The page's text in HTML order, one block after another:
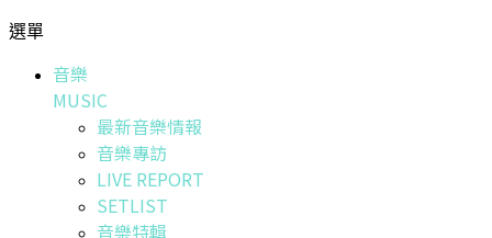
選單
音樂
MUSIC
最新音樂情報
音樂專訪
LIVE REPORT
SETLIST
音樂特輯